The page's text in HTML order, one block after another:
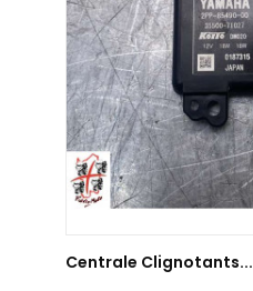
Centrale Clignotants...